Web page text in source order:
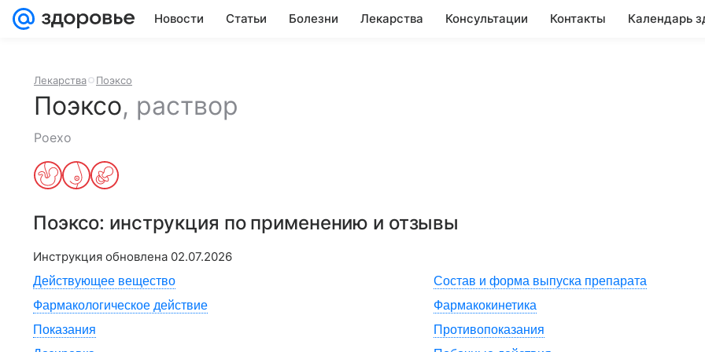
Новости Статьи Болезни Лекарства Консультации Контакты Календарь
Лекарства Поэксо
Поэксо, раствор
Poexo
Поэксо: инструкция по применению и отзывы
Инструкция обновлена 02.07.2026
Действующее вещество
Состав и форма выпуска препарата
Фармакологическое действие
Фармакокинетика
Показания
Противопоказания